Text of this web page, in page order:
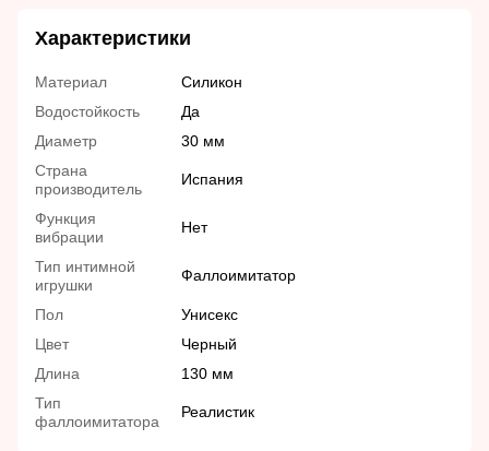
Характеристики
Материал
Силикон
Водостойкость
Да
Диаметр
30 мм
Страна
производитель
Испания
Функция
вибрации
Нет
Тип интимной
игрушки
Фаллоимитатор
Пол
Унисекс
Цвет
Черный
Длина
130 мм
Тип
фаллоимитатора
Реалистик